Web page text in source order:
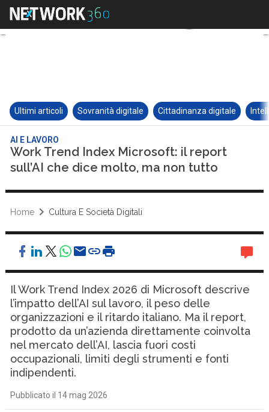
Ultimi articoli Sovranità digitale Cittadinanza digitale
AI E LAVORO
Work Trend Index Microsoft: il report
sull’AI che dice molto, ma non tutto
Home Cultura E Società Digitali
Il Work Trend Index 2026 di Microsoft descrive
l’impatto dell’AI sul lavoro, il peso delle
organizzazioni e il ritardo italiano. Ma il report,
prodotto da un’azienda direttamente coinvolta
nel mercato dell’AI, lascia fuori costi
occupazionali, limiti degli strumenti e fonti
indipendenti.
Pubblicato il 14 mag 2026